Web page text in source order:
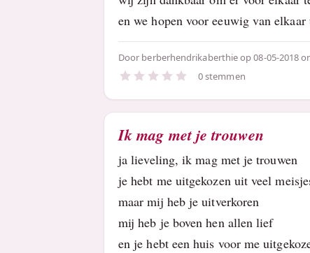
en we hopen voor eeuwig van elkaar
Door berberhendrikaberthieop 08-05-2018
0 stemmen
Ik mag met je trouwen
ja lieveling, ik mag met je trouwen
je hebt me uitgekozen uit veel
maar mij heb je uitverkoren
mij heb je boven hen allen lief
en je hebt een huis voor me